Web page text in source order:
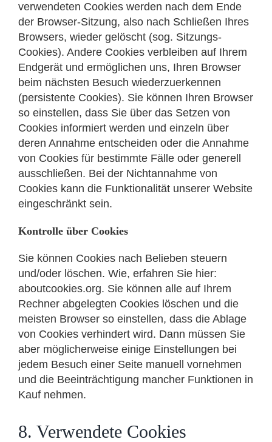
verwendeten Cookies werden nach dem Ende
der Browser-Sitzung, also nach Schließen Ihres
Browsers, wieder gelöscht (sog. Sitzungs-
Cookies). Andere Cookies verbleiben auf Ihrem
Endgerät und ermöglichen uns, Ihren Browser
beim nächsten Besuch wiederzuerkennen
(persistente Cookies). Sie können Ihren Browser
so einstellen, dass Sie über das Setzen von
Cookies informiert werden und einzeln über
deren Annahme entscheiden oder die Annahme
von Cookies für bestimmte Fälle oder generell
ausschließen. Bei der Nichtannahme von
Cookies kann die Funktionalität unserer Website
eingeschränkt sein.
Kontrolle über Cookies
Sie können Cookies nach Belieben steuern
und/oder löschen. Wie, erfahren Sie hier:
aboutcookies.org. Sie können alle auf Ihrem
Rechner abgelegten Cookies löschen und die
meisten Browser so einstellen, dass die Ablage
von Cookies verhindert wird. Dann müssen Sie
aber möglicherweise einige Einstellungen bei
jedem Besuch einer Seite manuell vornehmen
und die Beeinträchtigung mancher Funktionen in
Kauf nehmen.
8. Verwendete Cookies